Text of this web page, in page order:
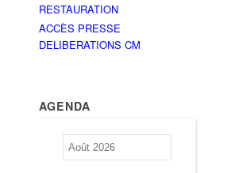
RESTAURATION
ACCÈS PRESSE
DELIBERATIONS CM
AGENDA